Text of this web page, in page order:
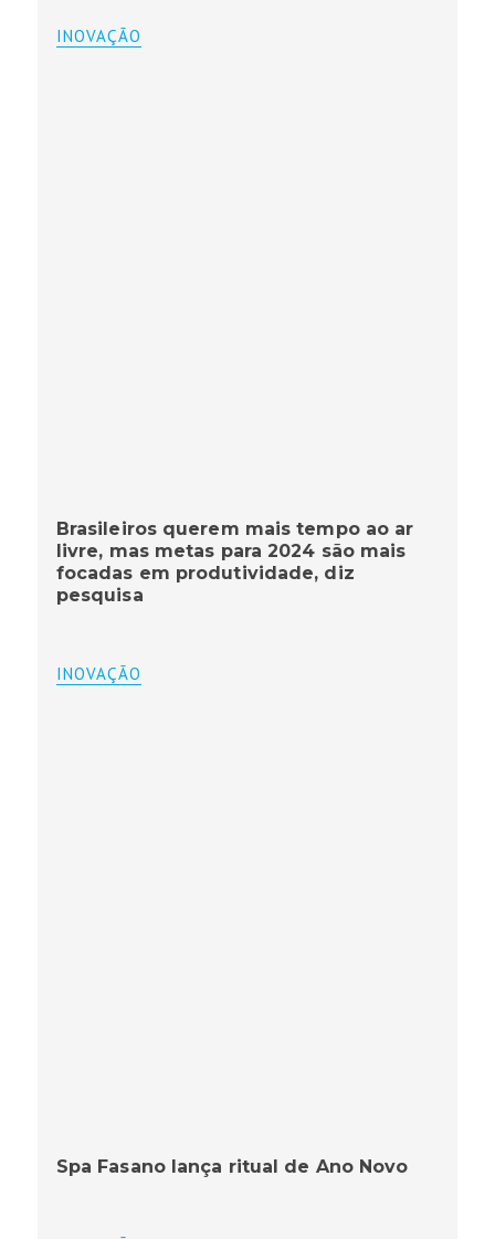
INOVAÇÃO
Brasileiros querem mais tempo ao ar
livre, mas metas para 2024 são mais
focadas em produtividade, diz
pesquisa
INOVAÇÃO
Spa Fasano lança ritual de Ano Novo